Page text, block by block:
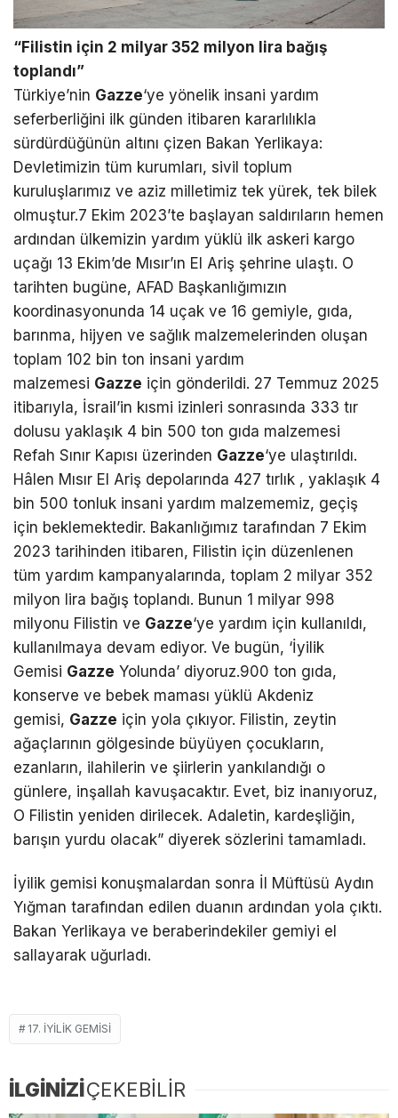
“Filistin için 2 milyar 352 milyon lira bağış
toplandı”
Türkiye’nin Gazze‘ye yönelik insani yardım
seferberliğini ilk günden itibaren kararlılıkla
sürdürdüğünün altını çizen Bakan Yerlikaya:
Devletimizin tüm kurumları, sivil toplum
kuruluşlarımız ve aziz milletimiz tek yürek, tek bilek
olmuştur.7 Ekim 2023’te başlayan saldırıların hemen
ardından ülkemizin yardım yüklü ilk askeri kargo
uçağı 13 Ekim’de Mısır’ın El Ariş şehrine ulaştı. O
tarihten bugüne, AFAD Başkanlığımızın
koordinasyonunda 14 uçak ve 16 gemiyle, gıda,
barınma, hijyen ve sağlık malzemelerinden oluşan
toplam 102 bin ton insani yardım
malzemesi Gazze için gönderildi. 27 Temmuz 2025
itibarıyla, İsrail’in kısmi izinleri sonrasında 333 tır
dolusu yaklaşık 4 bin 500 ton gıda malzemesi
Refah Sınır Kapısı üzerinden Gazze‘ye ulaştırıldı.
Hâlen Mısır El Ariş depolarında 427 tırlık , yaklaşık 4
bin 500 tonluk insani yardım malzememiz, geçiş
için beklemektedir. Bakanlığımız tarafından 7 Ekim
2023 tarihinden itibaren, Filistin için düzenlenen
tüm yardım kampanyalarında, toplam 2 milyar 352
milyon lira bağış toplandı. Bunun 1 milyar 998
milyonu Filistin ve Gazze‘ye yardım için kullanıldı,
kullanılmaya devam ediyor. Ve bugün, ‘İyilik
Gemisi Gazze Yolunda’ diyoruz.900 ton gıda,
konserve ve bebek maması yüklü Akdeniz
gemisi, Gazze için yola çıkıyor. Filistin, zeytin
ağaçlarının gölgesinde büyüyen çocukların,
ezanların, ilahilerin ve şiirlerin yankılandığı o
günlere, inşallah kavuşacaktır. Evet, biz inanıyoruz,
O Filistin yeniden dirilecek. Adaletin, kardeşliğin,
barışın yurdu olacak” diyerek sözlerini tamamladı.
İyilik gemisi konuşmalardan sonra İl Müftüsü Aydın
Yığman tarafından edilen duanın ardından yola çıktı.
Bakan Yerlikaya ve beraberindekiler gemiyi el
sallayarak uğurladı.
17. İYILIK GEMISI
İLGİNİZİÇEKEBİLİR